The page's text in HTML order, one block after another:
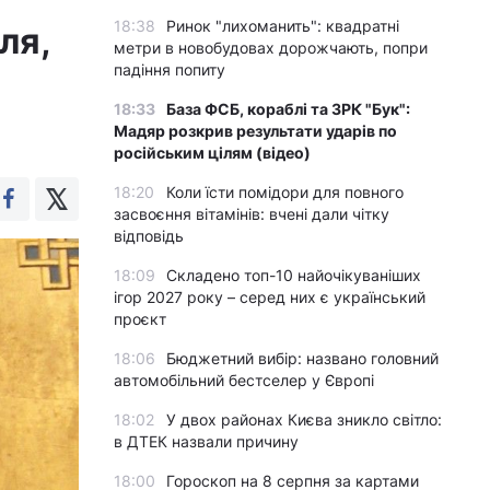
18:38
Ринок "лихоманить": квадратні
метри в новобудовах дорожчають, попри
падіння попиту
18:33 База ФСБ, кораблі та ЗРК "Бук":
Мадяр розкрив результати ударів по
російським цілям (відео)
18:20
Коли їсти помідори для повного
засвоєння вітамінів: вчені дали чітку
відповідь
18:09
Складено топ-10 найочікуваніших
ігор 2027 року – серед них є український
проєкт
18:06
Бюджетний вибір: названо головний
автомобільний бестселер у Європі
18:02
У двох районах Києва зникло світло:
в ДТЕК назвали причину
18:00 Гороскоп на 8 серпня за картами